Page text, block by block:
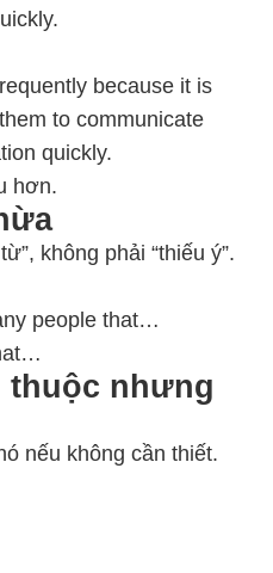
because it is
to communicate
quickly.
hơn.
không phải “thiếu ý”.
people that…
thuộc nhưng
nếu không cần thiết.